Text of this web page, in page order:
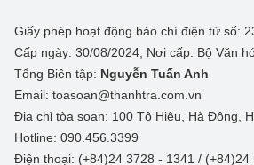
Giấy phép hoạt động báo chí điện tử số:
Cấp ngày: 30/08/2024; Nơi cấp: Bộ Văn
Tổng Biên tập: Nguyễn Tuấn Anh
Email: toasoan@thanhtra.com.vn
Địa chỉ tòa soạn: 100 Tô Hiệu, Hà Đông,
Hotline: 090.456.3399
Điện thoại: (+84)24 3728 - 1341 / (+84)24